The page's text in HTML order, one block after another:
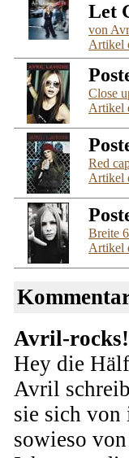
Let
von
Artikel
Close
Artikel
Red
Artikel
Breite
Artikel
Avril-rocks!
Hey die
Avril
sie sich von
sowieso